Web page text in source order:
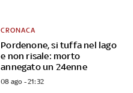
Pordenone, si tuffa nel lago
e non risale: morto
annegato un 24enne
CRONACA
08 ago - 21:32